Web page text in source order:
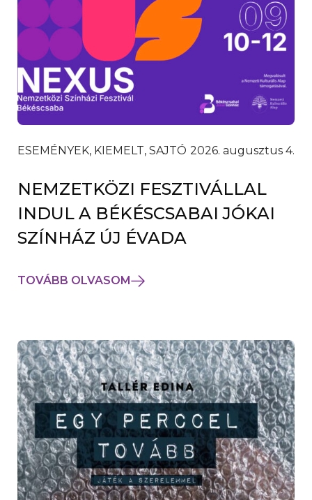
ESEMÉNYEK, KIEMELT, SAJTÓ 2026. augusztus 4.
NEMZETKÖZI FESZTIVÁLLAL
INDUL A BÉKÉSCSABAI JÓKAI
SZÍNHÁZ ÚJ ÉVADA
TOVÁBB OLVASOM